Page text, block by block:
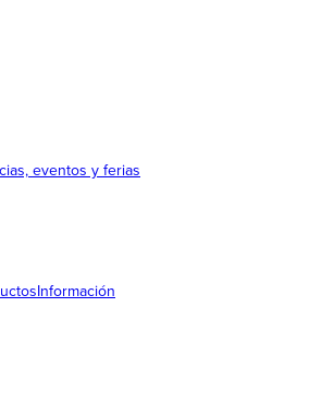
eventos y ferias
Información